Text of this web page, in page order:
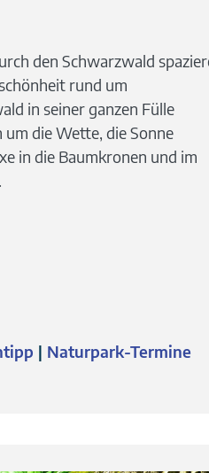
den Schwarzwald
rund um
in seiner ganzen Fülle
die Wette, die Sonne
in die Baumkronen und im
Naturpark-Termine